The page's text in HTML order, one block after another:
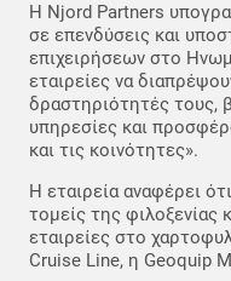
Η Njord Partners
σε επενδύσεις και
επιχειρήσεων στο
εταιρείες να
δραστηριότητές τους,
υπηρεσίες και
και τις κοινότητες».
Η εταιρεία αναφέρει
τομείς της φιλοξενίας
εταιρείες στο
Cruise Line, η Geoquip